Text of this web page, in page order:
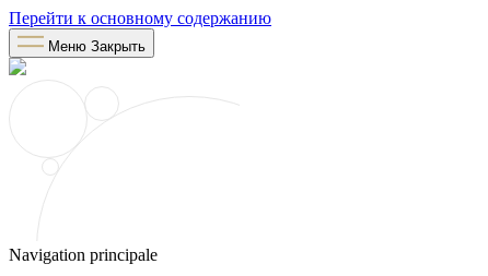
Перейти к основному содержанию
Меню Закрыть
Navigation principale